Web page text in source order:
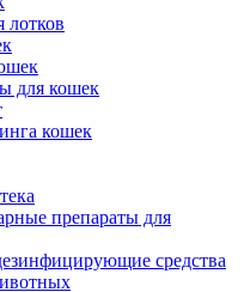
лотков
для кошек
кошек
препараты для
средства